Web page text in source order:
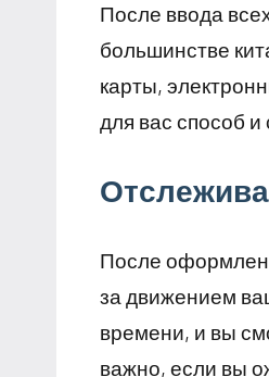
После ввода
большинстве
карты,
для вас способ
После
за движением
времени, и вы
важно, если вы